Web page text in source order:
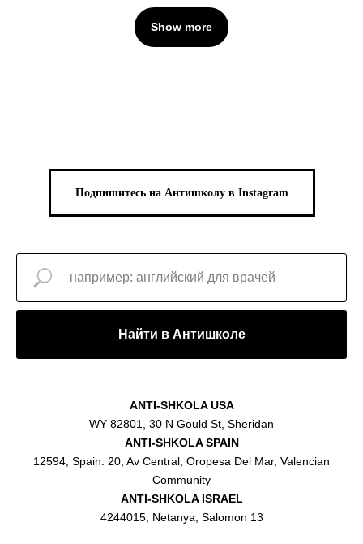
Show more
Подпишитесь на Антишколу в Instagram
Найти в Антишколе
ANTI-SHKOLA USA
WY 82801, 30 N Gould St, Sheridan
ANTI-SHKOLA SPAIN
12594, Spain: 20, Av Central, Oropesa Del Mar, Valencian
Community
ANTI-SHKOLA ISRAEL
4244015, Netanya, Salomon 13